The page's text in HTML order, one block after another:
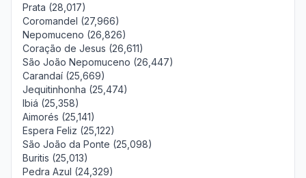
Prata (28,017)
Coromandel (27,966)
Nepomuceno (26,826)
Coração de Jesus (26,611)
São João Nepomuceno (26,447)
Carandaí (25,669)
Jequitinhonha (25,474)
Ibiá (25,358)
Aimorés (25,141)
Espera Feliz (25,122)
São João da Ponte (25,098)
Buritis (25,013)
Pedra Azul (24,329)